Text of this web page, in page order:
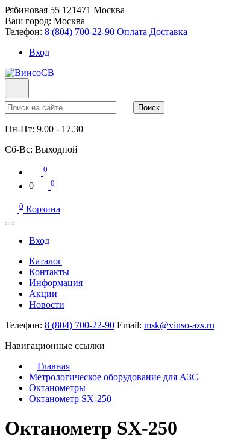
Рябиновая 55 121471 Москва
Ваш город: Москва
Телефон: 8 (804) 700-22-90 Оплата Доставка
Вход
Поиск
Пн-Пт: 9.00 - 17.30
Сб-Вс: Выходной
0
0 0
0 Корзина
Вход
Каталог
Контакты
Информация
Акции
Новости
Телефон: 8 (804) 700-22-90 Email: msk@vinso-azs.ru
Навигационные ссылки
Главная
Метрологическое оборудование для АЗС
Октанометры
Октанометр SX-250
Октанометр SX-250